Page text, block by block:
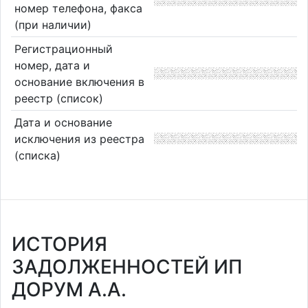
номер телефона, факса
(при наличии)
Регистрационный
номер, дата и
основание включения в
реестр (список)
Дата и основание
исключения из реестра
(списка)
ИСТОРИЯ
ЗАДОЛЖЕННОСТЕЙ ИП
ДОРУМ А.А.